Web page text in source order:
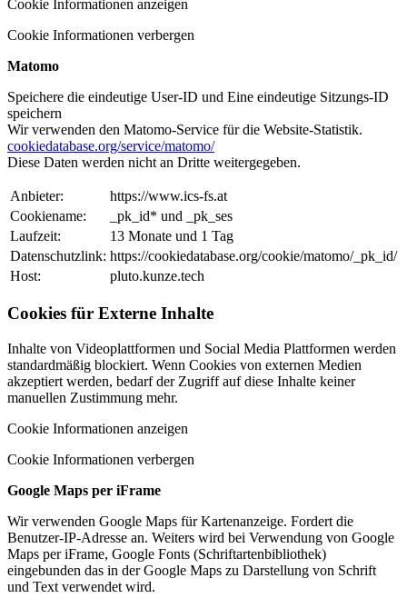
Cookie Informationen anzeigen
Cookie Informationen verbergen
Matomo
Speichere die eindeutige User-ID und Eine eindeutige Sitzungs-ID
speichern
Wir verwenden den Matomo-Service für die Website-Statistik.
cookiedatabase.org/service/matomo/
Diese Daten werden nicht an Dritte weitergegeben.
Anbieter:
https://www.ics-fs.at
Cookiename:
_pk_id* und _pk_ses
Laufzeit:
13 Monate und 1 Tag
Datenschutzlink: https://cookiedatabase.org/cookie/matomo/_pk_id/
Host:
pluto.kunze.tech
Cookies für Externe Inhalte
Inhalte von Videoplattformen und Social Media Plattformen werden
standardmäßig blockiert. Wenn Cookies von externen Medien
akzeptiert werden, bedarf der Zugriff auf diese Inhalte keiner
manuellen Zustimmung mehr.
Cookie Informationen anzeigen
Cookie Informationen verbergen
Google Maps per iFrame
Wir verwenden Google Maps für Kartenanzeige. Fordert die
Benutzer-IP-Adresse an. Weiters wird bei Verwendung von Google
Maps per iFrame, Google Fonts (Schriftartenbibliothek)
eingebunden das in der Google Maps zu Darstellung von Schrift
und Text verwendet wird.